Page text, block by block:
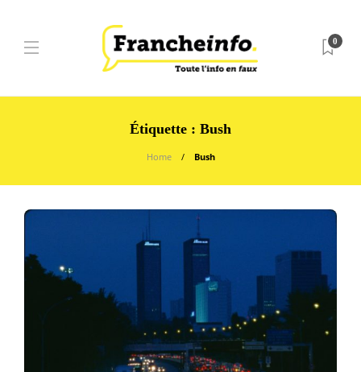
0
Étiquette : Bush
Home Bush